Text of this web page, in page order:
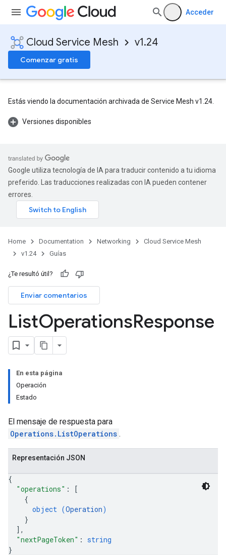
Acceder
Cloud Service Mesh v1.24
Comenzar gratis
Estás viendo la documentación archivada de Service Mesh v1.24.
Versiones disponibles
Google utiliza tecnología de IA para traducir contenido a tu idioma
preferido. Las traducciones realizadas con IA pueden contener
errores.
Home Documentation Networking
Cloud Service Mesh
v1.24
Guías
¿Te resultó útil?
Enviar comentarios
ListOperationsResponse
En esta página
Operación
Estado
El mensaje de respuesta para
Operations.ListOperations .
Representación JSON
{
"operations" :
[
{
object (Operation)
}
] ,
"nextPageToken" : string
}